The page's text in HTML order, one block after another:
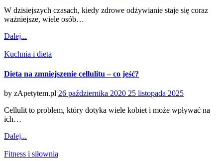
W dzisiejszych czasach, kiedy zdrowe odżywianie staje się coraz
ważniejsze, wiele osób…
Dalej...
Categories
Kuchnia i dieta
Dieta na zmniejszenie cellulitu – co jeść?
by zApetytem.pl Posted
26 października 2020 25 listopada 2025
Cellulit to problem, który dotyka wiele kobiet i może wpływać na
ich…
Dalej...
Categories
Fitness i siłownia